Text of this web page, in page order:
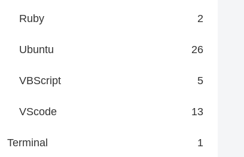
Ruby 2
Ubuntu 26
VBScript 5
VScode 13
Terminal 1